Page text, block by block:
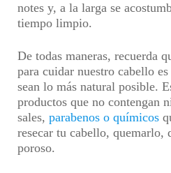
notes y, a la larga se
tiempo limpio.
De todas maneras, recuerda
para cuidar nuestro cabello
sean lo más natural posible.
productos que no contengan
sales, parabenos o químicos
resecar tu cabello, quemarlo,
poroso.